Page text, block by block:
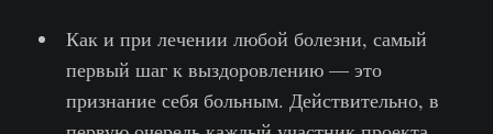
Как и при лечении любой болезни, самый
первый шаг к выздоровлению — это
признание себя больным. Действительно, в